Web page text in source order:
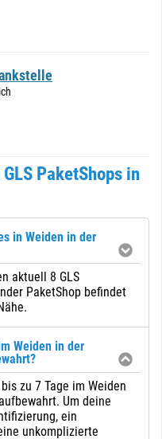
PaketShops in
in Weiden in der
aktuell 8 GLS
PaketShop befindet
Weiden in der
zu 7 Tage im Weiden
Um deine
ein
unkomplizierte